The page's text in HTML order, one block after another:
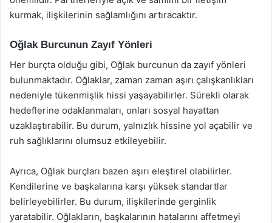
kurmak, ilişkilerinin sağlamlığını artıracaktır.
Oğlak Burcunun Zayıf Yönleri
Her burçta olduğu gibi, Oğlak burcunun da zayıf yönleri
bulunmaktadır. Oğlaklar, zaman zaman aşırı çalışkanlıkları
nedeniyle tükenmişlik hissi yaşayabilirler. Sürekli olarak
hedeflerine odaklanmaları, onları sosyal hayattan
uzaklaştırabilir. Bu durum, yalnızlık hissine yol açabilir ve
ruh sağlıklarını olumsuz etkileyebilir.
Ayrıca, Oğlak burçları bazen aşırı eleştirel olabilirler.
Kendilerine ve başkalarına karşı yüksek standartlar
belirleyebilirler. Bu durum, ilişkilerinde gerginlik
yaratabilir. Oğlakların, başkalarının hatalarını affetmeyi